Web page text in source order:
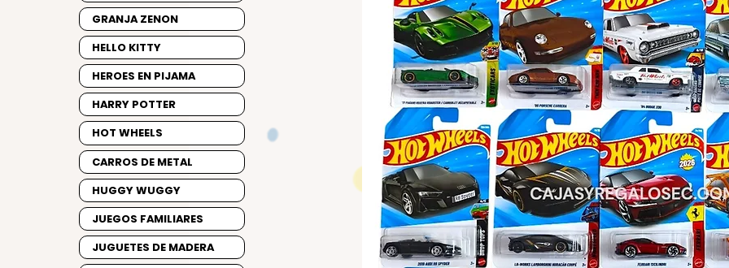
GRANJA ZENON
HELLO KITTY
HEROES EN PIJAMA
HARRY POTTER
HOT WHEELS
CARROS DE METAL
HUGGY WUGGY
JUEGOS FAMILIARES
JUGUETES DE MADERA